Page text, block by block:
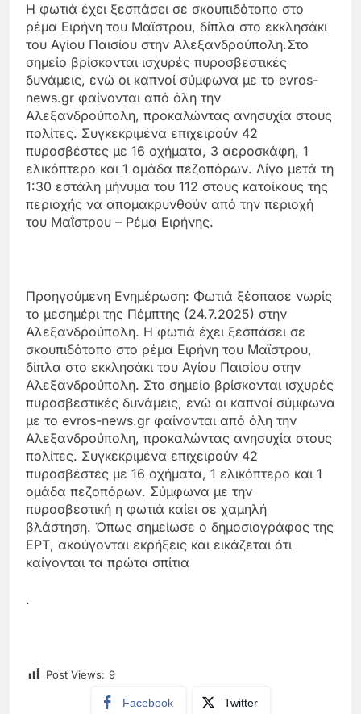
Η φωτιά έχει ξεσπάσει σε σκουπιδότοπο στο
ρέμα Ειρήνη του Μαϊστρου, δίπλα στο εκκλησάκι
του Αγίου Παισίου στην Αλεξανδρούπολη.Στο
σημείο βρίσκονται ισχυρές πυροσβεστικές
δυνάμεις, ενώ οι καπνοί σύμφωνα με το evros-
news.gr φαίνονται από όλη την
Αλεξανδρούπολη, προκαλώντας ανησυχία στους
πολίτες. Συγκεκριμένα επιχειρούν 42
πυροσβέστες με 16 οχήματα, 3 αεροσκάφη, 1
ελικόπτερο και 1 ομάδα πεζοπόρων. Λίγο μετά τη
1:30 εστάλη μήνυμα του 112 στους κατοίκους της
περιοχής να απομακρυνθούν από την περιοχή
του Μαΐστρου – Ρέμα Ειρήνης.
Προηγούμενη Ενημέρωση: Φωτιά ξέσπασε νωρίς
το μεσημέρι της Πέμπτης (24.7.2025) στην
Αλεξανδρούπολη. Η φωτιά έχει ξεσπάσει σε
σκουπιδότοπο στο ρέμα Ειρήνη του Μαϊστρου,
δίπλα στο εκκλησάκι του Αγίου Παισίου στην
Αλεξανδρούπολη. Στο σημείο βρίσκονται ισχυρές
πυροσβεστικές δυνάμεις, ενώ οι καπνοί σύμφωνα
με το evros-news.gr φαίνονται από όλη την
Αλεξανδρούπολη, προκαλώντας ανησυχία στους
πολίτες. Συγκεκριμένα επιχειρούν 42
πυροσβέστες με 16 οχήματα, 1 ελικόπτερο και 1
ομάδα πεζοπόρων. Σύμφωνα με την
πυροσβεστική η φωτιά καίει σε χαμηλή
βλάστηση. Όπως σημείωσε ο δημοσιογράφος της
ΕΡΤ, ακούγονται εκρήξεις και εικάζεται ότι
καίγονται τα πρώτα σπίτια
.
Post Views: 9
Facebook Twitter